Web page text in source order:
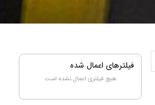
فیلترهای اعمال شده
هیچ فیلتری اعمال نشده است